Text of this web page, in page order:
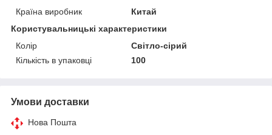
Країна виробник
Китай
Користувальницькі характеристики
Колір
Світло-сірий
Кількість в упаковці
100
Умови доставки
Нова Пошта